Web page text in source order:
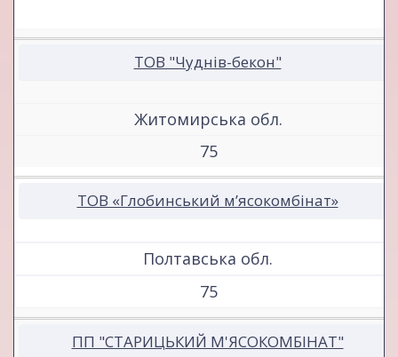
ТОВ "Чуднів-бекон"
Житомирська обл.
75
ТОВ «Глобинський м’ясокомбінат»
Полтавська обл.
75
ПП "СТАРИЦЬКИЙ М'ЯСОКОМБІНАТ"